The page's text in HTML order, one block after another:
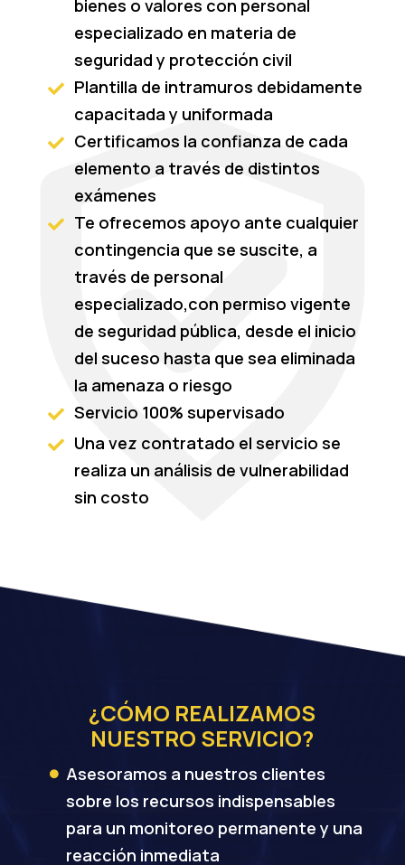
bienes o valores con personal
especializado en materia de
seguridad y protección civil

Plantilla de intramuros debidamente
capacitada y uniformada

Certificamos la confianza de cada
elemento a través de distintos
exámenes

Te ofrecemos apoyo ante cualquier
contingencia que se suscite, a
través de personal
especializado,con permiso vigente
de seguridad pública, desde el inicio
del suceso hasta que sea eliminada
la amenaza o riesgo
 Servicio 100% supervisado

Una vez contratado el servicio se
realiza un análisis de vulnerabilidad
sin costo
¿CÓMO REALIZAMOS
NUESTRO SERVICIO?

Asesoramos a nuestros clientes
sobre los recursos indispensables
para un monitoreo permanente y una
reacción inmediata